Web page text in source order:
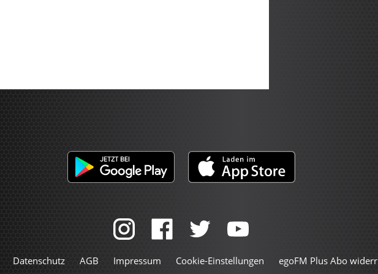
Datenschutz AGB Impressum Cookie-Einstellungen egoFM Plus Abo